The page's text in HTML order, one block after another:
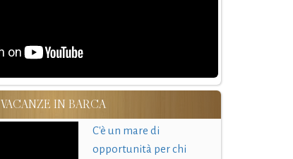
VACANZE IN BARCA
C'è un mare di
opportunità per chi